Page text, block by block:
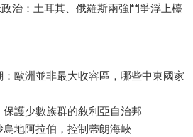
治：土耳其、俄羅斯兩強鬥爭浮上檯
歐洲並非最大收容區，哪些中東國家
護少數族群的敘利亞自治邦
地阿拉伯，控制蒂朗海峽